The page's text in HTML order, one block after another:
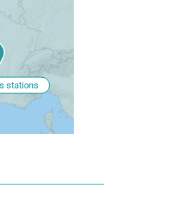
stations